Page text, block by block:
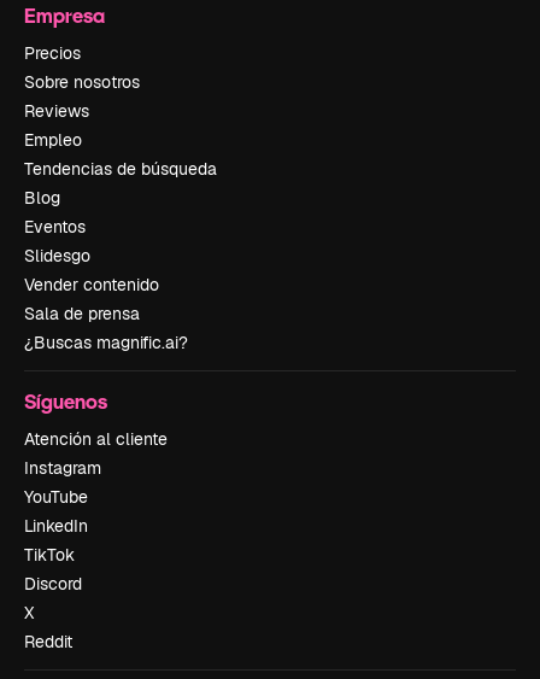
Empresa
Precios
Sobre nosotros
Reviews
Empleo
Tendencias de búsqueda
Blog
Eventos
Slidesgo
Vender contenido
Sala de prensa
¿Buscas magnific.ai?
Síguenos
Atención al cliente
Instagram
YouTube
LinkedIn
TikTok
Discord
X
Reddit